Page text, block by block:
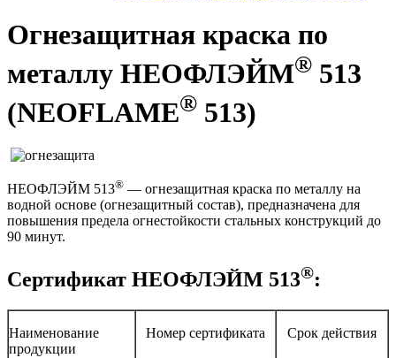
Огнезащитная краска по
металлу НЕОФЛЭЙМ® 513
(NEOFLAME® 513)
НЕОФЛЭЙМ 513® — огнезащитная краска по металлу на
водной основе (огнезащитный состав), предназначена для
повышения предела огнестойкости стальных конструкций до
90 минут.
Сертификат НЕОФЛЭЙМ 513®:
Наименование
продукции
Номер сертификата Срок действия